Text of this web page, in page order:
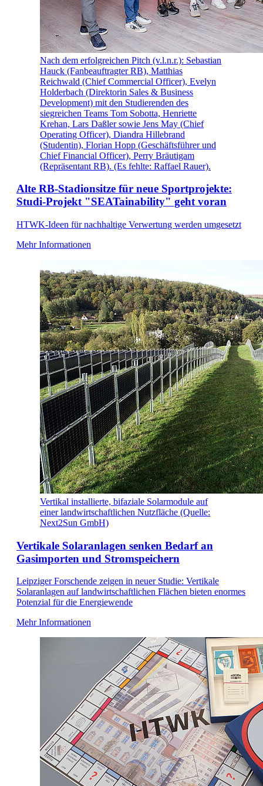
Nach dem erfolgreichen Pitch (v.l.n.r.): Sebastian
Hauck (Fanbeauftragter RB), Matthias
Reichwald (Chief Commercial Officer), Evelyn
Holderbach (Direktorin Sales & Business
Development) mit den Studierenden des
siegreichen Teams Tom Sobotta, Henriette
Krehan, Lars Daßler sowie Jens May (Chief
Operating Officer), Diandra Hillebrand
(Studentin), Florian Hopp (Geschäftsführer und
Chief Financial Officer), Perry Bräutigam
(Repräsentant RB). (Es fehlte: Raffael Rauer).
Alte RB-Stadionsitze für neue Sportprojekte:
Studi-Projekt "SEATainability" geht voran
HTWK-Ideen für nachhaltige Verwertung werden umgesetzt
Mehr Informationen
Vertikal installierte, bifaziale Solarmodule auf
einer landwirtschaftlichen Nutzfläche (Quelle:
Next2Sun GmbH)
Vertikale Solaranlagen senken Bedarf an
Gasimporten und Stromspeichern
Leipziger Forschende zeigen in neuer Studie: Vertikale
Solaranlagen auf landwirtschaftlichen Flächen bieten enormes
Potenzial für die Energiewende
Mehr Informationen